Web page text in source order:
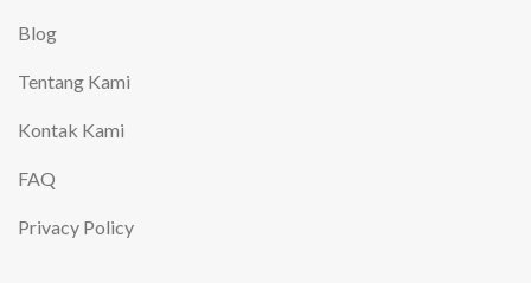
Blog
Tentang Kami
Kontak Kami
FAQ
Privacy Policy